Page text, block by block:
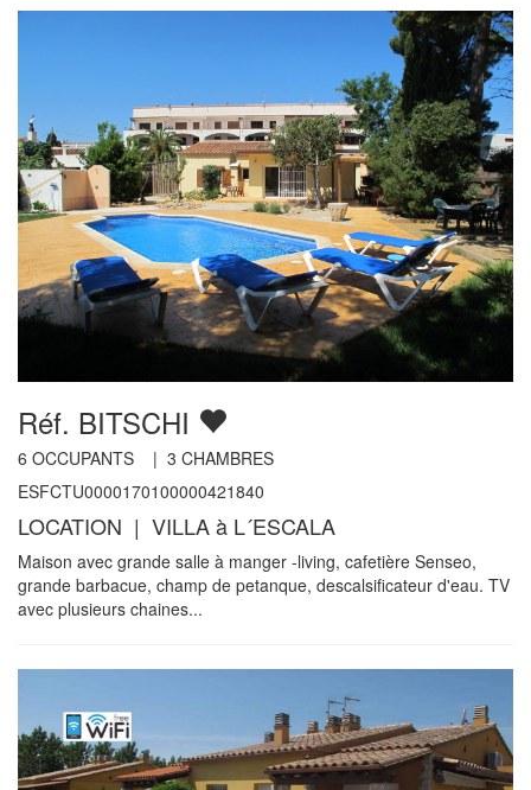
Réf. BITSCHI
6 OCCUPANTS | 3 CHAMBRES
ESFCTU0000170100000421840
LOCATION | VILLA à L´ESCALA
Maison avec grande salle à manger -living, cafetière Senseo,
grande barbacue, champ de petanque, descalsificateur d'eau. TV
avec plusieurs chaines...